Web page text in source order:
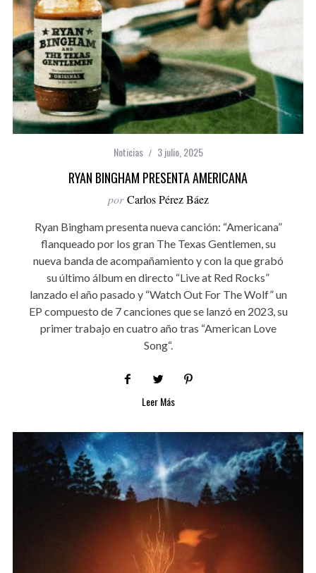
Noticias 3 julio, 2025
RYAN BINGHAM PRESENTA AMERICANA
por Carlos Pérez Báez
Ryan Bingham presenta nueva canción: “Americana”
flanqueado por los gran The Texas Gentlemen, su
nueva banda de acompañamiento y con la que grabó
su último álbum en directo “Live at Red Rocks”
lanzado el año pasado y “Watch Out For The Wolf” un
EP compuesto de 7 canciones que se lanzó en 2023, su
primer trabajo en cuatro año tras “American Love
Song“.
Leer Más